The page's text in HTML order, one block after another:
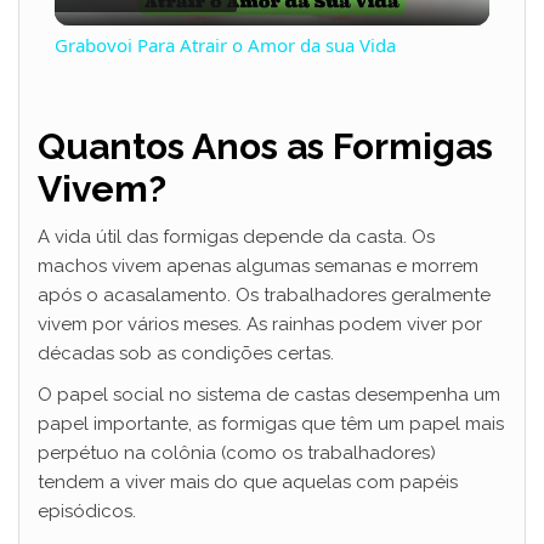
l
y
V
i
d
e
Grabovoi Para Atrair o Amor da sua Vida
Quantos Anos as Formigas
Vivem?
A vida útil das formigas depende da casta. Os
machos vivem apenas algumas semanas e morrem
após o acasalamento. Os trabalhadores geralmente
vivem por vários meses. As rainhas podem viver por
décadas sob as condições certas.
O papel social no sistema de castas desempenha um
papel importante, as formigas que têm um papel mais
perpétuo na colônia (como os trabalhadores)
tendem a viver mais do que aquelas com papéis
episódicos.